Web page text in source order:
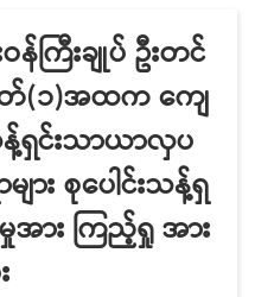
ကြီးချုပ် ဦးတင်
(၁)အထက ကျေ
ရှင်းသာယာလှပ
ျား စုပေါင်းသန့်ရှ
အား ကြည့်ရှု အား